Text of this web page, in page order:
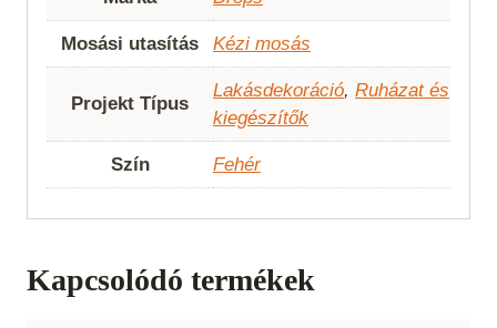
Mosási utasítás Kézi mosás
Projekt Típus
Lakásdekoráció, Ruházat és
kiegészítők
Szín Fehér
Kapcsolódó termékek